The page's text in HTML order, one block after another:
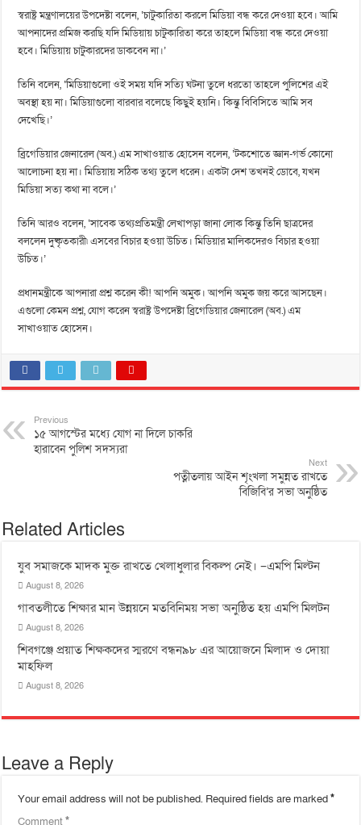
স্বরাষ্ট্র মন্ত্রণালয়ের উপদেষ্টা বলেন, ‘চাটুকারিতা করলে মিডিয়া বন্ধ করে দেওয়া হবে। আমি
আপনাদের প্রমিজ করছি যদি মিডিয়ায় চাটুকারিতা করে তাহলে মিডিয়া বন্ধ করে দেওয়া
হবে। মিডিয়ায় চাটুকারদের ডাকবেন না।’
তিনি বলেন, ‘মিডিয়াগুলো ওই সময় যদি সত্যি ঘটনা তুলে ধরতো তাহলে পুলিশের এই
অবস্থা হয় না। মিডিয়াগুলো বারবার বলেছে কিছুই হয়নি। কিন্তু বিবিসিতে আমি সব
দেখেছি।’
ব্রিগেডিয়ার জেনারেল (অব.) এম সাখাওয়াত হোসেন বলেন, ‘টকশোতে জ্ঞান-গর্ভ কোনো
আলোচনা হয় না। মিডিয়ায় সঠিক তথ্য তুলে ধরেন। একটা দেশ তখনই ডোবে, যখন
মিডিয়া সত্য কথা না বলে।’
তিনি আরও বলেন, ‘সাবেক তথ্যপ্রতিমন্ত্রী লেখাপড়া জানা লোক কিন্তু তিনি ছাত্রদের
বললেন দুষ্কৃতকারী৷ এসবের বিচার হওয়া উচিত। মিডিয়ার মালিকদেরও বিচার হওয়া
উচিত।’
প্রধানমন্ত্রীকে আপনারা প্রশ্ন করেন কী! আপনি অমুক। আপনি অমুক জয় করে আসছেন।
এগুলো কেমন প্রশ্ন, যোগ করেন স্বরাষ্ট্র উপদেষ্টা ব্রিগেডিয়ার জেনারেল (অব.) এম
সাখাওয়াত হোসেন।
Previous
১৫ আগস্টের মধ্যে যোগ না দিলে চাকরি
হারাবেন পুলিশ সদস্যরা
Next
পত্নীতলায় আইন শৃংখলা সমুন্নত রাখতে
বিজিবি’র সভা অনুষ্ঠিত
Related Articles
যুব সমাজকে মাদক মুক্ত রাখতে খেলাধুলার বিকল্প নেই। –এমপি মিল্টন
August 8, 2026
‎গাবতলীতে শিক্ষার মান উন্নয়নে ‎মতবিনিময় সভা অনুষ্ঠিত হয় ‎এমপি মিলটন
August 8, 2026
শিবগঞ্জে প্রয়াত শিক্ষকদের স্মরণে বন্ধন৯৮ এর আয়োজনে মিলাদ ও দোয়া
মাহফিল
August 8, 2026
Leave a Reply
Your email address will not be published. Required fields are marked*
Comment*